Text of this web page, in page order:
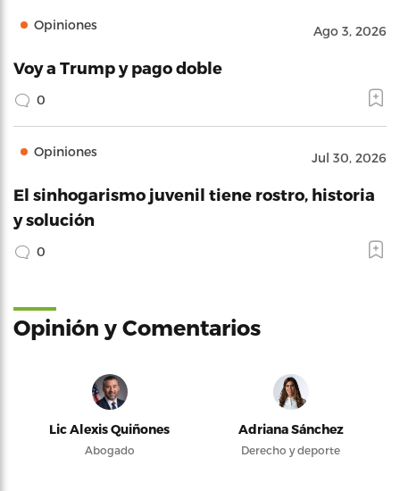
Opiniones Ago 3, 2026
Voy a Trump y pago doble
0
Opiniones Jul 30, 2026
El sinhogarismo juvenil tiene rostro, historia
y solución
0
Opinión y Comentarios
Lic Alexis Quiñones
Abogado
Adriana Sánchez
Derecho y deporte